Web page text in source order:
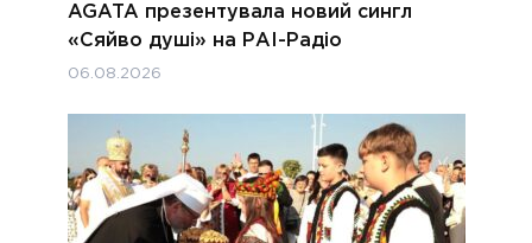
AGATA презентувала новий сингл
«Сяйво душі» на РАІ-Радіо
06.08.2026